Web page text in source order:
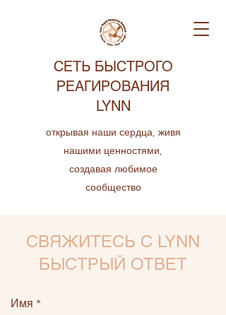
СЕТЬ БЫСТРОГО
РЕАГИРОВАНИЯ
LYNN
открывая наши сердца, живя
нашими ценностями,
создавая любимое
сообщество
СВЯЖИТЕСЬ С LYNN
БЫСТРЫЙ ОТВЕТ
Имя